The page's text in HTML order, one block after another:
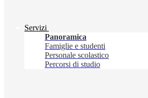
Servizi
Panoramica
Famiglie e studenti
Personale scolastico
Percorsi di studio